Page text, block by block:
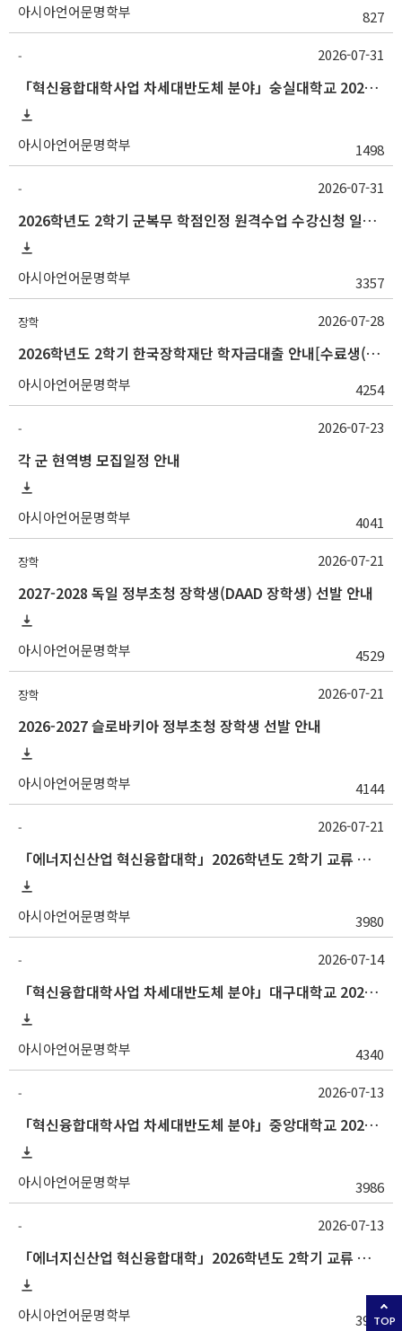
아시아언어문명학부 827
-
「혁신융합대학사업 차세대반도체 분야」숭실대학교 2026학년도 2학기 교류 수학 안내
아시아언어문명학부 1498
2026-07-31
-
2026학년도 2학기 군복무 학점인정 원격수업 수강신청 일정 등 안내
아시아언어문명학부 3357
2026-07-31
장학
2026학년도 2학기 한국장학재단 학자금대출 안내[수료생(연구생)]
아시아언어문명학부 4254
2026-07-28
-
각 군 현역병 모집일정 안내
아시아언어문명학부 4041
2026-07-23
장학
2027-2028 독일 정부초청 장학생(DAAD 장학생) 선발 안내
아시아언어문명학부 4529
2026-07-21
장학
2026-2027 슬로바키아 정부초청 장학생 선발 안내
아시아언어문명학부 4144
2026-07-21
-
「에너지신산업 혁신융합대학」2026학년도 2학기 교류 수학 안내 (한양대)
아시아언어문명학부 3980
2026-07-21
-
「혁신융합대학사업 차세대반도체 분야」대구대학교 2026-2학기 교류수학 안내
아시아언어문명학부 4340
2026-07-14
-
「혁신융합대학사업 차세대반도체 분야」중앙대학교 2026학년도 2학기 교류 수학 안내
아시아언어문명학부 3986
2026-07-13
-
「에너지신산업 혁신융합대학」2026학년도 2학기 교류 수학 안내 (부산대)
아시아언어문명학부 3931
2026-07-13
TOP